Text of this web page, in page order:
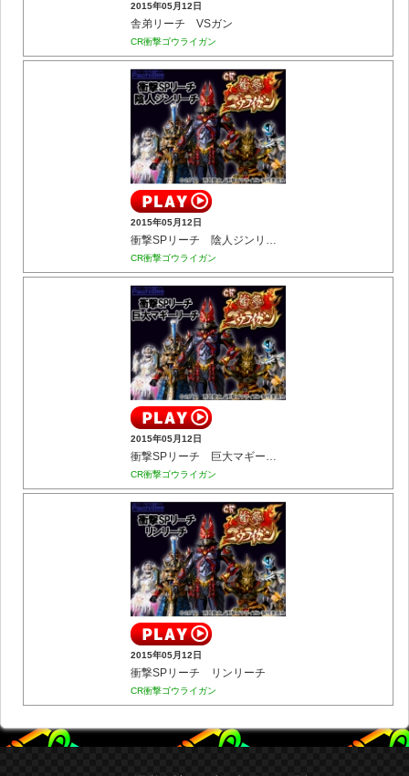
2015年05月12日
舎弟リーチ VSガン
CR衝撃ゴウライガン
2015年05月12日
衝撃SPリーチ 陰人ジンリーチ
CR衝撃ゴウライガン
2015年05月12日
衝撃SPリーチ 巨大マギーリーチ
CR衝撃ゴウライガン
2015年05月12日
衝撃SPリーチ リンリーチ
CR衝撃ゴウライガン